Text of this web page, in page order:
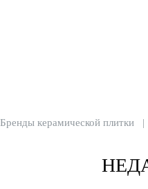
Бренды керамической плитки